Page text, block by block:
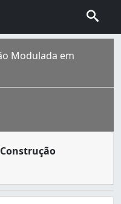
Modulada em
brasileiro do Ceará .